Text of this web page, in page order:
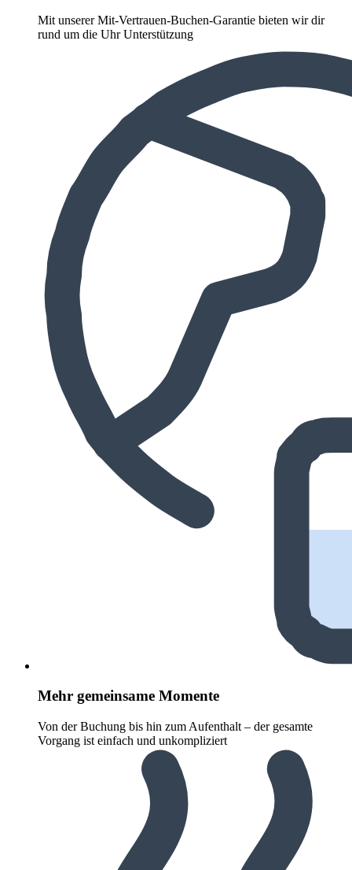
Mit unserer Mit-Vertrauen-Buchen-Garantie bieten wir dir
rund um die Uhr Unterstützung
Mehr gemeinsame Momente
Von der Buchung bis hin zum Aufenthalt – der gesamte
Vorgang ist einfach und unkompliziert